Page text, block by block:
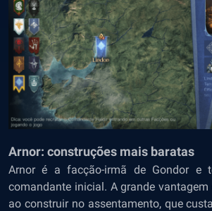
Arnor: construções mais baratas
Arnor é a facção-irmã de Gondor e
comandante inicial. A grande vantagem
ao construir no assentamento, que